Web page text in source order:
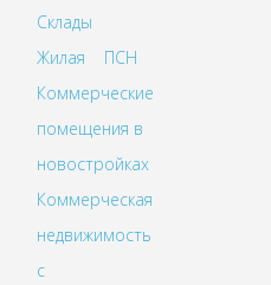
Склады
Жилая
ПСН
Коммерческие
помещения в
новостройках
Коммерческая
недвижимость
с